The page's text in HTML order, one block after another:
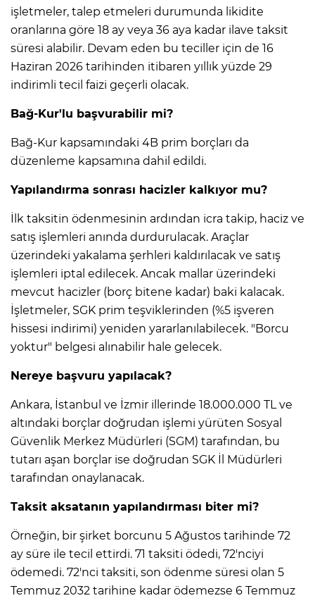
işletmeler, talep etmeleri durumunda likidite
oranlarına göre 18 ay veya 36 aya kadar ilave taksit
süresi alabilir. Devam eden bu teciller için de 16
Haziran 2026 tarihinden itibaren yıllık yüzde 29
indirimli tecil faizi geçerli olacak.
Bağ-Kur'lu başvurabilir mi?
Bağ-Kur kapsamındaki 4B prim borçları da
düzenleme kapsamına dahil edildi.
Yapılandırma sonrası hacizler kalkıyor mu?
İlk taksitin ödenmesinin ardından icra takip, haciz ve
satış işlemleri anında durdurulacak. Araçlar
üzerindeki yakalama şerhleri kaldırılacak ve satış
işlemleri iptal edilecek. Ancak mallar üzerindeki
mevcut hacizler (borç bitene kadar) baki kalacak.
İşletmeler, SGK prim teşviklerinden (%5 işveren
hissesi indirimi) yeniden yararlanılabilecek. "Borcu
yoktur" belgesi alınabilir hale gelecek.
Nereye başvuru yapılacak?
Ankara, İstanbul ve İzmir illerinde 18.000.000 TL ve
altındaki borçlar doğrudan işlemi yürüten Sosyal
Güvenlik Merkez Müdürleri (SGM) tarafından, bu
tutarı aşan borçlar ise doğrudan SGK İl Müdürleri
tarafından onaylanacak.
Taksit aksatanın yapılandırması biter mi?
Örneğin, bir şirket borcunu 5 Ağustos tarihinde 72
ay süre ile tecil ettirdi. 71 taksiti ödedi, 72'nciyi
ödemedi. 72'nci taksiti, son ödenme süresi olan 5
Temmuz 2032 tarihine kadar ödemezse 6 Temmuz